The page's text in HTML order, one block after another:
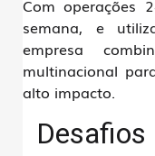
Com operações
semana, e
empresa
multinacional
alto impacto.
Desafios